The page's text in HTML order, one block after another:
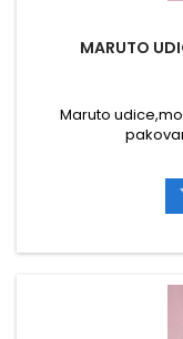
MARUTO
Maruto